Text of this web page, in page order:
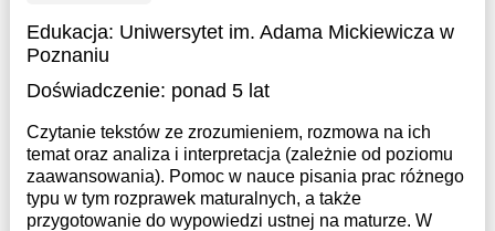
Edukacja: Uniwersytet im. Adama Mickiewicza w
Poznaniu
Doświadczenie: ponad 5 lat
Czytanie tekstów ze zrozumieniem, rozmowa na ich
temat oraz analiza i interpretacja (zależnie od poziomu
zaawansowania). Pomoc w nauce pisania prac różnego
typu w tym rozprawek maturalnych, a także
przygotowanie do wypowiedzi ustnej na maturze. W